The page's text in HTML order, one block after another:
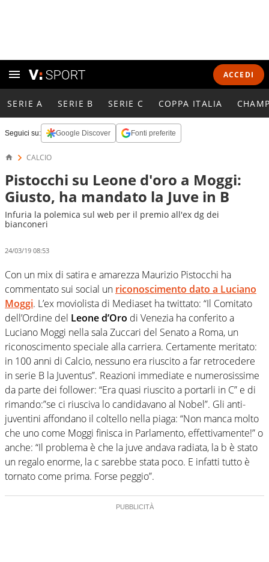
ACCEDI
SERIE A SERIE B SERIE C COPPA ITALIA
Seguici su: Google Discover Fonti preferite
CALCIO
Pistocchi su Leone d'oro a Moggi:
Giusto, ha mandato la Juve in B
Infuria la polemica sul web per il premio all'ex dg dei
bianconeri
24/03/19 08:53
Con un mix di satira e amarezza Maurizio Pistocchi ha
commentato sui social un riconoscimento dato a Luciano
Moggi. L’ex moviolista di Mediaset ha twittato: “Il Comitato
dell’Ordine del Leone d’Oro di Venezia ha conferito a
Luciano Moggi nella sala Zuccari del Senato a Roma, un
riconoscimento speciale alla carriera. Certamente meritato:
in 100 anni di Calcio, nessuno era riuscito a far retrocedere
in serie B la Juventus”. Reazioni immediate e numerosissime
da parte dei follower: “Era quasi riuscito a portarli in C” e di
rimando:”se ci riusciva lo candidavano al Nobel”. Gli anti-
juventini affondano il coltello nella piaga: “Non manca molto
che uno come Moggi finisca in Parlamento, effettivamente!” o
anche: “Il problema è che la juve andava radiata, la b è stato
un regalo enorme, la c sarebbe stata poco. E infatti tutto è
tornato come prima. Forse peggio”.